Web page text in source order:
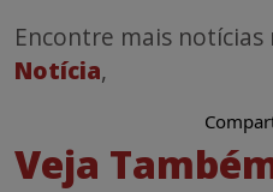
Encontre mais notícias
Notícia,
Veja